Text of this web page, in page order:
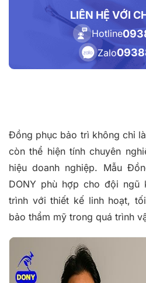
LIÊN HỆ VỚI
Hotline
Zalo
Đồng phục bảo trì không chỉ
còn thể hiện tính chuyên
hiệu doanh nghiệp. Mẫu
DONY phù hợp cho đội ngũ
trình với thiết kế linh hoạt,
bảo thẩm mỹ trong quá trình